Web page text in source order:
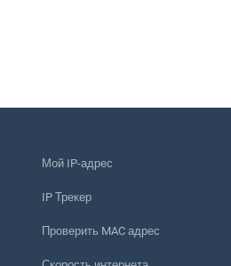
Мой IP-адрес
IP Трекер
Проверить MAC адрес